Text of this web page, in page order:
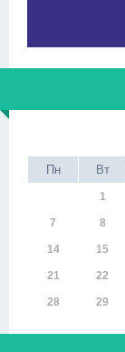
Пн
Вт
1
7 8
14 15
21 22
28 29